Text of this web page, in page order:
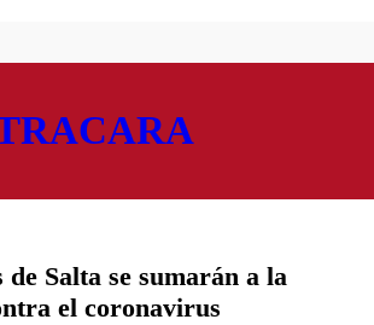
Salta se sumarán a la
el coronavirus